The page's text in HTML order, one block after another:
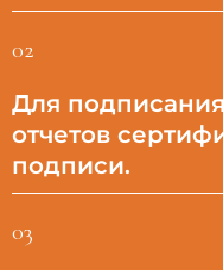
02
Для
отчетов
подписи.
03